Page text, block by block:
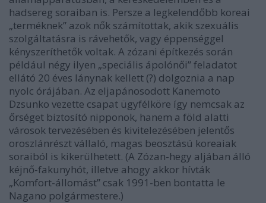
hadsereg soraiban is. Persze a legkelendőbb koreai
„terméknek” azok nők számítottak, akik szexuális
szolgáltatásra is rávehetők, vagy éppenséggel
kényszeríthetők voltak. A zózani építkezés során
például négy ilyen „speciális ápolónői” feladatot
ellátó 20 éves lánynak kellett (?) dolgoznia a nap
nyolc órájában. Az eljapánosodott Kanemoto
Dzsunko vezette csapat ügyfélköre így nemcsak az
őrséget biztosító nipponok, hanem a föld alatti
városok tervezésében és kivitelezésében jelentős
oroszlánrészt vállaló, magas beosztású koreaiak
soraiból is kikerülhetett. (A Zózan-hegy aljában álló
kéjnő-fakunyhót, illetve ahogy akkor hívták
„Komfort-állomást” csak 1991-ben bontatta le
Nagano polgármestere.)